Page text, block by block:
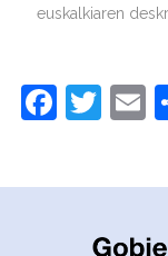
euskalkiaren